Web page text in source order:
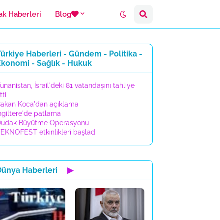
Haberleri Blog
Haberleri - Gündem - Politika -
- Sağlık - Hukuk
İsrail'deki 81 vatandaşını tahliye
Koca'dan açıklama
patlama
Büyütme Operasyonu
etkinlikleri başladı
Haberleri ▶